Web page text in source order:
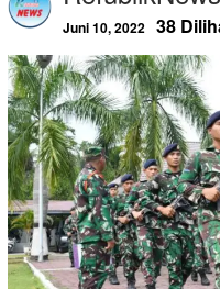
Juni 10, 2022 38